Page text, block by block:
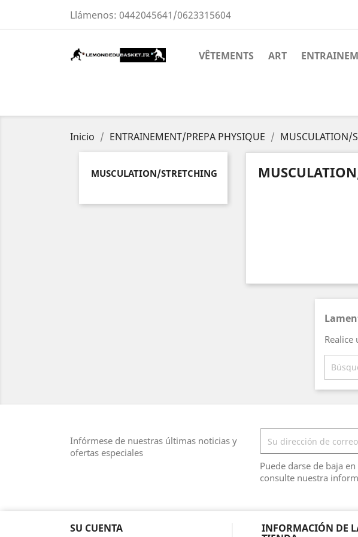
Llámenos: 0442045641/0623315604
VÊTEMENTS ART
Inicio ENTRAINEMENT/PREPA PHYSIQUE MUSCULATION/
MUSCULATION/STRETCHING
Realice
Infórmese de nuestras últimas noticias y
ofertas especiales
Puede darse de baja
consulte nuestra
SU CUENTA INFORMACIÓN DE